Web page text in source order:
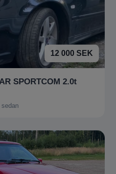
12 000 SEK
SPORTCOM 2.0t